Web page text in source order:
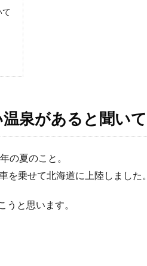
て
泉があると聞いて
の夏のこと。
を乗せて北海道に上陸しました。
と思います。